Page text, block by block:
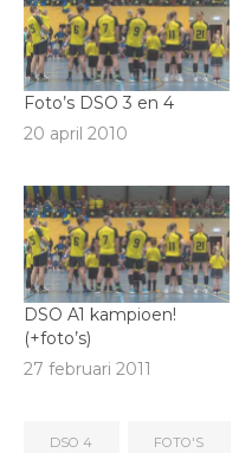
Foto’s DSO 3 en 4
20 april 2010
DSO A1 kampioen!
(+foto’s)
27 februari 2011
DSO 4 FOTO'S